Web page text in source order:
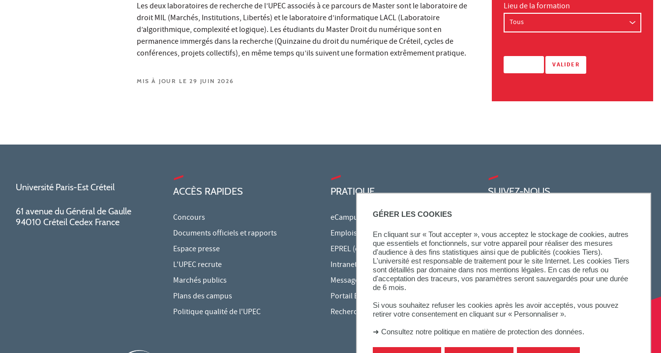
GÉRER LES COOKIES
En cliquant sur « Tout accepter », vous acceptez le stockage de cookies, autres
que essentiels et fonctionnels, sur votre appareil pour réaliser des mesures
d'audience à des fins statistiques ainsi que de publicités (cookies Tiers).
L'université est responsable de traitement pour le site Internet. Les cookies Tiers
sont détaillés par domaine dans nos mentions légales. En cas de refus ou
d'acceptation des traceurs, vos paramètres seront sauvegardés pour une durée
de 6 mois.
Si vous souhaitez refuser les cookies après les avoir acceptés, vous pouvez
retirer votre consentement en cliquant sur « Personnaliser ».
➜ Consultez notre politique en matière de protection des données.
Les deux laboratoires de recherche de l’UPEC associés à ce parcours de Master sont le laboratoire de
droit MIL (Marchés, Institutions, Libertés) et le laboratoire d’informatique LACL (Laboratoire
d’algorithmique, complexité et logique). Les étudiants du Master Droit du numérique sont en
permanence immergés dans la recherche (Quinzaine du droit du numérique de Créteil, cycles de
conférences, projets collectifs), en même temps qu’ils suivent une formation extrêmement pratique.
MIS À JOUR LE 29 JUIN 2026
Lieu de la formation
Université Paris-Est Créteil
61 avenue du Général de Gaulle
94010 Créteil Cedex France
ACCÈS RAPIDES
Concours
Documents officiels et rapports
Espace presse
L'UPEC recrute
Marchés publics
Plans des campus
Politique qualité de l'UPEC
PRATIQUE
eCampus
Emplois du temps en ligne
EPREL (cours en ligne)
Intranet des personnels
Messagerie étudiante
Portail Bu Athéna
Rechercher une formation
SUIVEZ-NOUS